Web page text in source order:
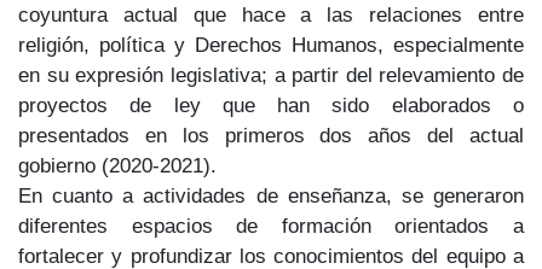
coyuntura actual que hace a las relaciones entre
religión, política y Derechos Humanos, especialmente
en su expresión legislativa; a partir del relevamiento de
proyectos de ley que han sido elaborados o
presentados en los primeros dos años del actual
gobierno (2020-2021).
En cuanto a actividades de enseñanza, se generaron
diferentes espacios de formación orientados a
fortalecer y profundizar los conocimientos del equipo a